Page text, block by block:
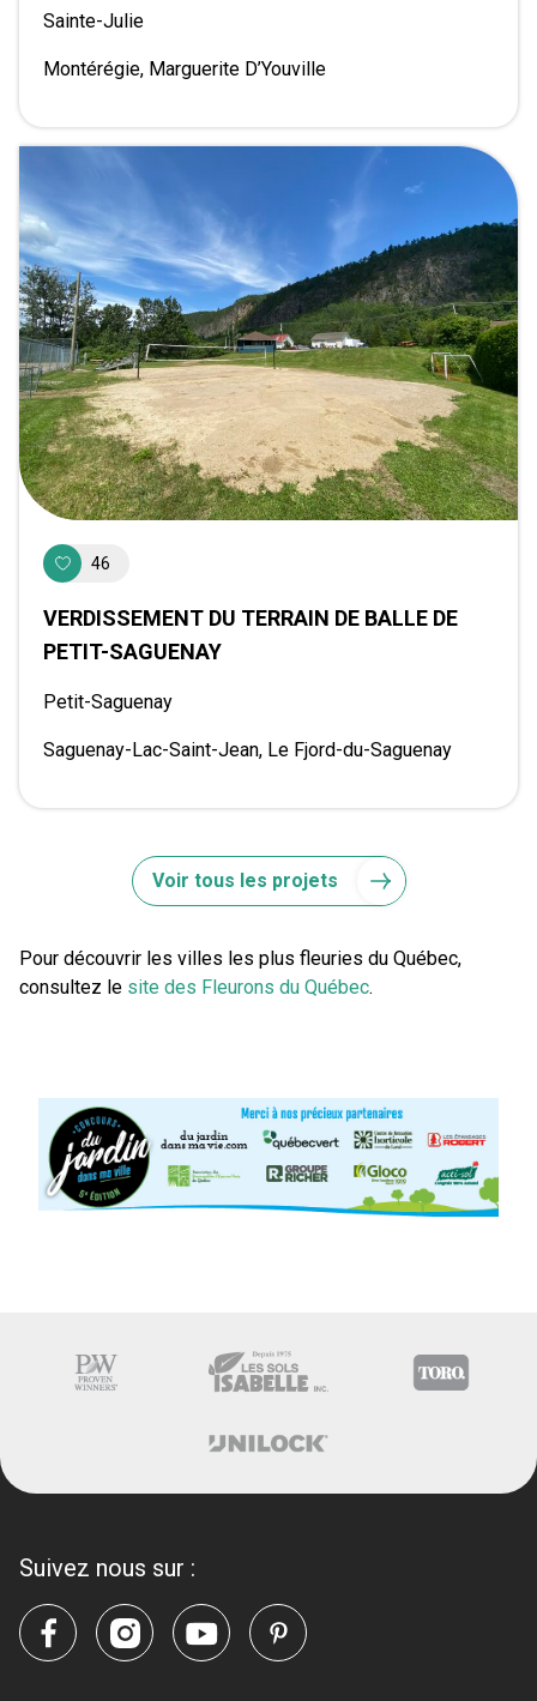
Sainte-Julie
Montérégie, Marguerite D’Youville
46
VERDISSEMENT DU TERRAIN DE BALLE DE
PETIT-SAGUENAY
Petit-Saguenay
Saguenay-Lac-Saint-Jean, Le Fjord-du-Saguenay
Voir tous les projets
Pour découvrir les villes les plus fleuries du Québec,
consultez le site des Fleurons du Québec.
Suivez nous sur :